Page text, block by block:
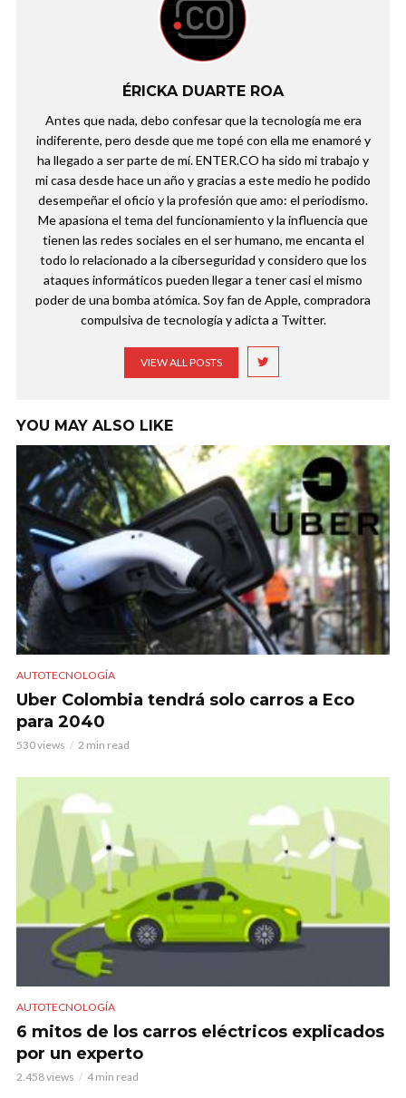
ÉRICKA DUARTE ROA
Antes que nada, debo confesar que la tecnología me era
indiferente, pero desde que me topé con ella me enamoré y
ha llegado a ser parte de mí. ENTER.CO ha sido mi trabajo y
mi casa desde hace un año y gracias a este medio he podido
desempeñar el oficio y la profesión que amo: el periodismo.
Me apasiona el tema del funcionamiento y la influencia que
tienen las redes sociales en el ser humano, me encanta el
todo lo relacionado a la ciberseguridad y considero que los
ataques informáticos pueden llegar a tener casi el mismo
poder de una bomba atómica. Soy fan de Apple, compradora
compulsiva de tecnología y adicta a Twitter.
VIEW ALL POSTS
YOU MAY ALSO LIKE
AUTOTECNOLOGÍA
Uber Colombia tendrá solo carros a Eco
para 2040
530 views 2 min read
AUTOTECNOLOGÍA
6 mitos de los carros eléctricos explicados
por un experto
2.458 views 4 min read